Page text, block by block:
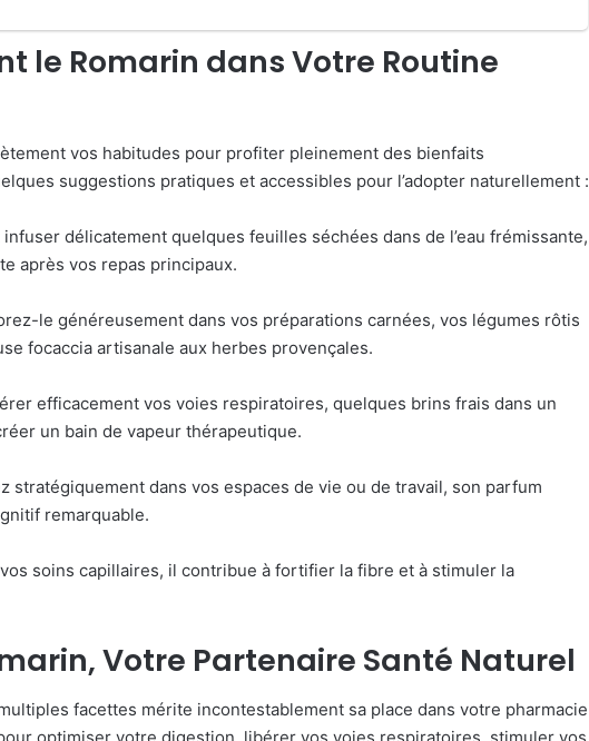
le Romarin dans Votre Routine
vos habitudes pour profiter pleinement des bienfaits
suggestions pratiques et accessibles pour l’adopter naturellement :
infuser délicatement quelques feuilles séchées dans de l’eau frémissante,
après vos repas principaux.
le généreusement dans vos préparations carnées, vos légumes rôtis
focaccia artisanale aux herbes provençales.
efficacement vos voies respiratoires, quelques brins frais dans un
un bain de vapeur thérapeutique.
stratégiquement dans vos espaces de vie ou de travail, son parfum
remarquable.
soins capillaires, il contribue à fortifier la fibre et à stimuler la
Votre Partenaire Santé Naturel
facettes mérite incontestablement sa place dans votre pharmacie